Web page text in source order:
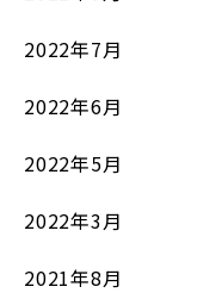
2022年7月
2022年6月
2022年5月
2022年3月
2021年8月